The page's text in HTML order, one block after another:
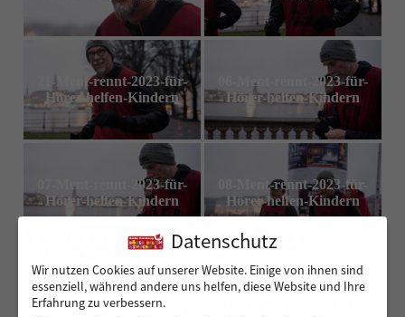
21-Ment-rennt-2023-für-
Hörer-helfen-Kindern
06-Ment-rennt-2023-für-
Hörer-helfen-Kindern
07-Ment-rennt-2023-für-
Hörer-helfen-Kindern
08-Ment-rennt-2023-für-
Hörer-helfen-Kindern
09-Ment-rennt-2023-für-
Hörer-helfen-Kindern
10-Ment-rennt-2023-für-
Datenschutz
Wir nutzen Cookies auf unserer Website. Einige von ihnen sind
essenziell, während andere uns helfen, diese Website und Ihre
Erfahrung zu verbessern.